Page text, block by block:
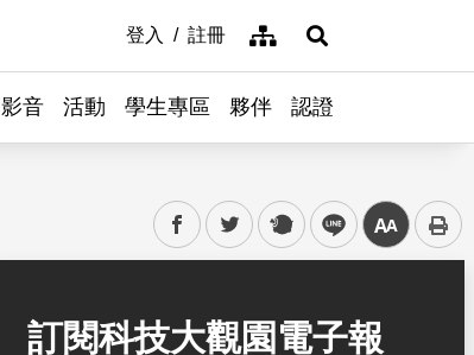
登入 註冊 網站導覽展開搜尋
影音 活動 學生專區 夥伴 認證
facebooktwitter plurk line 中
訂閱科技大觀園電子報